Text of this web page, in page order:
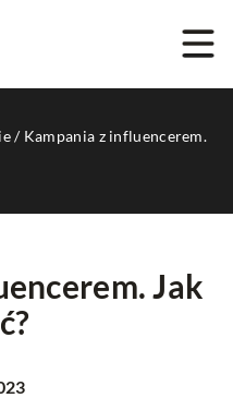
/ Kampania z influencerem.
Jak